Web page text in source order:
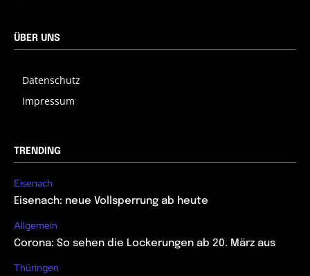
ÜBER UNS
Datenschutz
Impressum
TRENDING
Eisenach
Eisenach: neue Vollsperrung ab heute
Allgemein
Corona: So sehen die Lockerungen ab 20. März aus
Thüringen